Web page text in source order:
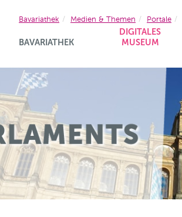
BAVARIATHEK
DIGITALES
MUSEUM
Bavariathek Medien & Themen Portale